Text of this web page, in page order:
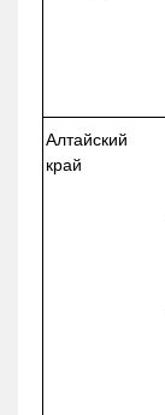
Алтайский
край